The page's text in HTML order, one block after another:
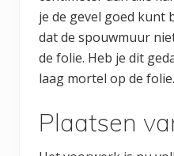
je de gevel goed kunt
dat de spouwmuur
de folie. Heb je dit
laag mortel op de folie.
Plaatsen